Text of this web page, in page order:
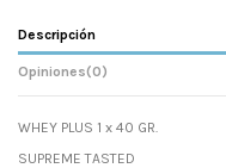
Descripción
Opiniones(0)
WHEY PLUS 1 x 40 GR.
SUPREME TASTED